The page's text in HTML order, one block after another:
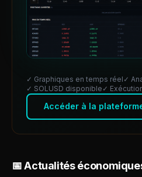
✓ Graphiques en temps réel ✓
✓ SOLUSD disponible ✓
Accéder à la
📅 Actualités